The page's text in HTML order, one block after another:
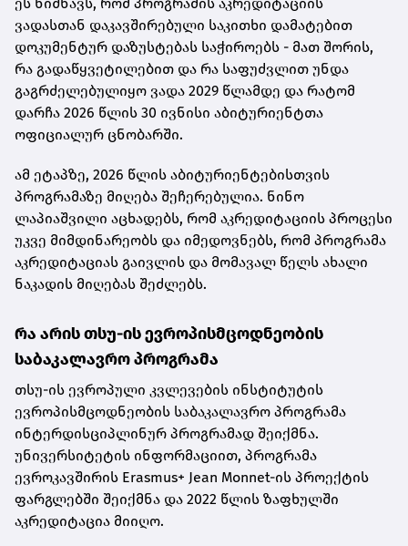
ეს ნიშნავს, რომ პროგრამის აკრედიტაციის
ვადასთან დაკავშირებული საკითხი დამატებით
დოკუმენტურ დაზუსტებას საჭიროებს - მათ შორის,
რა გადაწყვეტილებით და რა საფუძვლით უნდა
გაგრძელებულიყო ვადა 2029 წლამდე და რატომ
დარჩა 2026 წლის 30 ივნისი აბიტურიენტთა
ოფიციალურ ცნობარში.
ამ ეტაპზე, 2026 წლის აბიტურიენტებისთვის
პროგრამაზე მიღება შეჩერებულია. ნინო
ლაპიაშვილი აცხადებს, რომ აკრედიტაციის პროცესი
უკვე მიმდინარეობს და იმედოვნებს, რომ პროგრამა
აკრედიტაციას გაივლის და მომავალ წელს ახალი
ნაკადის მიღებას შეძლებს.
რა არის თსუ-ის ევროპისმცოდნეობის
საბაკალავრო პროგრამა
თსუ-ის ევროპული კვლევების ინსტიტუტის
ევროპისმცოდნეობის საბაკალავრო პროგრამა
ინტერდისციპლინურ პროგრამად შეიქმნა.
უნივერსიტეტის ინფორმაციით, პროგრამა
ევროკავშირის Erasmus+ Jean Monnet-ის პროექტის
ფარგლებში შეიქმნა და 2022 წლის ზაფხულში
აკრედიტაცია მიიღო.